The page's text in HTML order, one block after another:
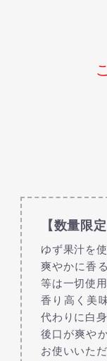
【数量限
ゆず果汁を
爽やかに香
等は一切使
香り高く美
代わりに白
後口が爽や
お使いいた